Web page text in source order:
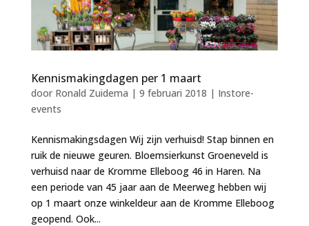
Kennismakingdagen per 1 maart
door Ronald Zuidema | 9 februari 2018 | Instore-
events
Kennismakingsdagen Wij zijn verhuisd! Stap binnen en
ruik de nieuwe geuren. Bloemsierkunst Groeneveld is
verhuisd naar de Kromme Elleboog 46 in Haren. Na
een periode van 45 jaar aan de Meerweg hebben wij
op 1 maart onze winkeldeur aan de Kromme Elleboog
geopend. Ook...